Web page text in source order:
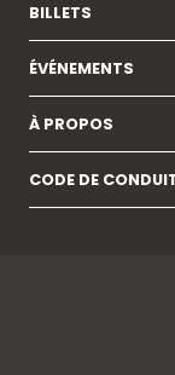
BILLETS
ÉVÉNEMENTS
À PROPOS
CODE DE